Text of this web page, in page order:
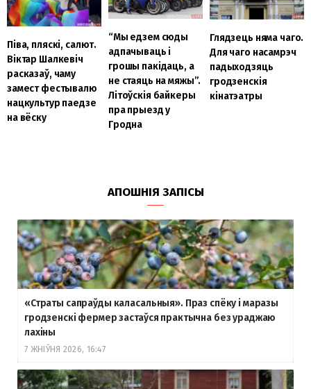
Піва, пляскі, салют.
Віктар Шалкевіч
расказаў, чаму
замест фестывалю
нацкультур паедзе
на вёску
“Мы едзем сюды
адпачываць і
грошы пакідаць, а
не стаяць на мяжы”.
Літоўскія байкеры
пра прыезд у
Гродна
Глядзець няма чаго.
Для чаго насамрэч
падыходзяць
гродзенскія
кінатэатры
АПОШНІЯ ЗАПІСЫ
«Страты сапраўды каласальныя». Праз спёку і маразы
гродзенскі фермер застаўся практычна без ураджаю
лахіны
7 ЖНІЎНЯ 2026, 16:47